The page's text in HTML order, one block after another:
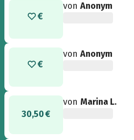
vonAnonym
vonAnonym
30,50 €
von Marina L.